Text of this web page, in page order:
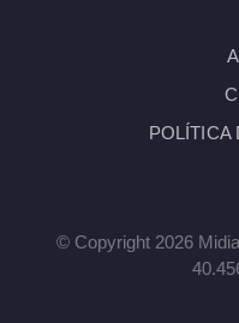
POLÍTICA
© Copyright 2026